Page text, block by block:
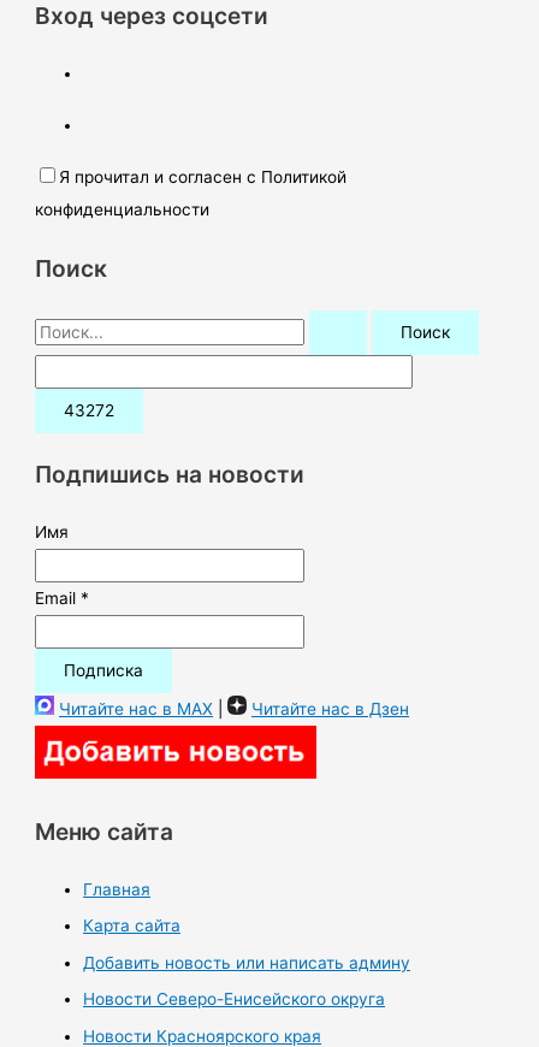
Вход через соцсети
Я прочитал и согласен с Политикой
конфиденциальности
Поиск
П
о
и
:Подпишись на новости
Имя
Email *
Читайте нас в MAX | Читайте нас в Дзен
Меню сайта
Главная
Карта сайта
Добавить новость или написать админу
Новости Северо-Енисейского округа
Новости Красноярского края